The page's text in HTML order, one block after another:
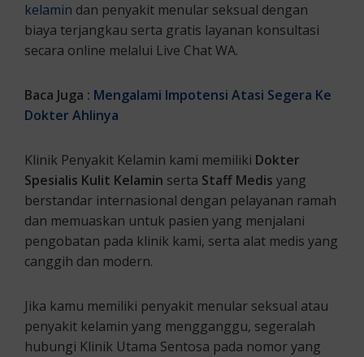
kelamin dan penyakit menular seksual dengan
biaya terjangkau serta gratis layanan konsultasi
secara online melalui Live Chat WA.
Baca Juga : Mengalami Impotensi Atasi Segera Ke
Dokter Ahlinya
Klinik Penyakit Kelamin kami memiliki Dokter
Spesialis Kulit Kelamin serta Staff Medis yang
berstandar internasional dengan pelayanan ramah
dan memuaskan untuk pasien yang menjalani
pengobatan pada klinik kami, serta alat medis yang
canggih dan modern.
Jika kamu memiliki penyakit menular seksual atau
penyakit kelamin yang mengganggu, segeralah
hubungi Klinik Utama Sentosa pada nomor yang